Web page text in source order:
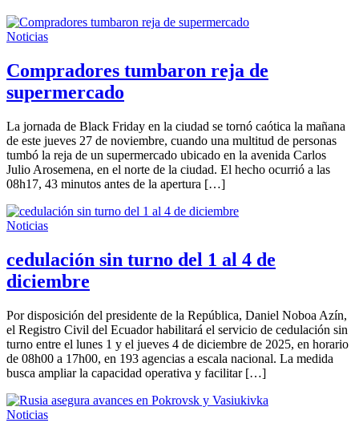
Noticias
Compradores tumbaron reja de
supermercado
La jornada de Black Friday en la ciudad se tornó caótica la mañana
de este jueves 27 de noviembre, cuando una multitud de personas
tumbó la reja de un supermercado ubicado en la avenida Carlos
Julio Arosemena, en el norte de la ciudad. El hecho ocurrió a las
08h17, 43 minutos antes de la apertura […]
Noticias
cedulación sin turno del 1 al 4 de
diciembre
Por disposición del presidente de la República, Daniel Noboa Azín,
el Registro Civil del Ecuador habilitará el servicio de cedulación sin
turno entre el lunes 1 y el jueves 4 de diciembre de 2025, en horario
de 08h00 a 17h00, en 193 agencias a escala nacional. La medida
busca ampliar la capacidad operativa y facilitar […]
Noticias